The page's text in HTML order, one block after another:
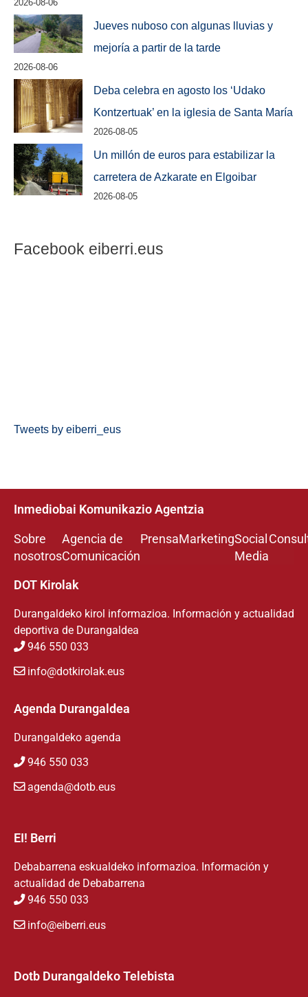
2026-08-06
Jueves nuboso con algunas lluvias y
mejoría a partir de la tarde
2026-08-06
Deba celebra en agosto los ‘Udako
Kontzertuak’ en la iglesia de Santa María
2026-08-05
Un millón de euros para estabilizar la
carretera de Azkarate en Elgoibar
2026-08-05
Facebook eiberri.eus
Tweets by eiberri_eus
Inmediobai Komunikazio Agentzia
Sobre
nosotros
Agencia de
Comunicación
PrensaMarketingSocial
Media
DOT Kirolak
Durangaldeko kirol informazioa. Información y actualidad
deportiva de Durangaldea
946 550 033
info@dotkirolak.eus
Agenda Durangaldea
Durangaldeko agenda
946 550 033
agenda@dotb.eus
EI! Berri
Debabarrena eskualdeko informazioa. Información y
actualidad de Debabarrena
946 550 033
info@eiberri.eus
Dotb Durangaldeko Telebista